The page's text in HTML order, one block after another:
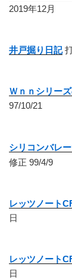
2019年12月
井戸掘り日記
Ｗｎｎシリー
97/10/21
シリコンバレ
修正 99/4/9
レッツノート
日
レッツノート
日